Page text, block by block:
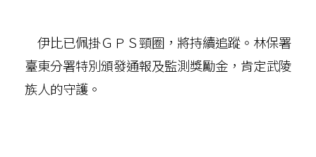
伊比已佩掛ＧＰＳ頸圈，將持續追蹤。林保署
臺東分署特別頒發通報及監測獎勵金，肯定武陵
族人的守護。